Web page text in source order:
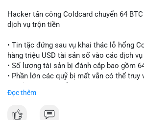
Hacker tấn công Coldcard chuyển 64
dịch vụ trộn tiền
• Tin tặc đứng sau vụ khai thác lỗ hổng
hàng triệu USD tài sản số vào các dịch
• Số lượng tài sản bị đánh cắp bao gồm
• Phần lớn các quỹ bị mất vẫn có thể
#cryptonews
Đọc thêm